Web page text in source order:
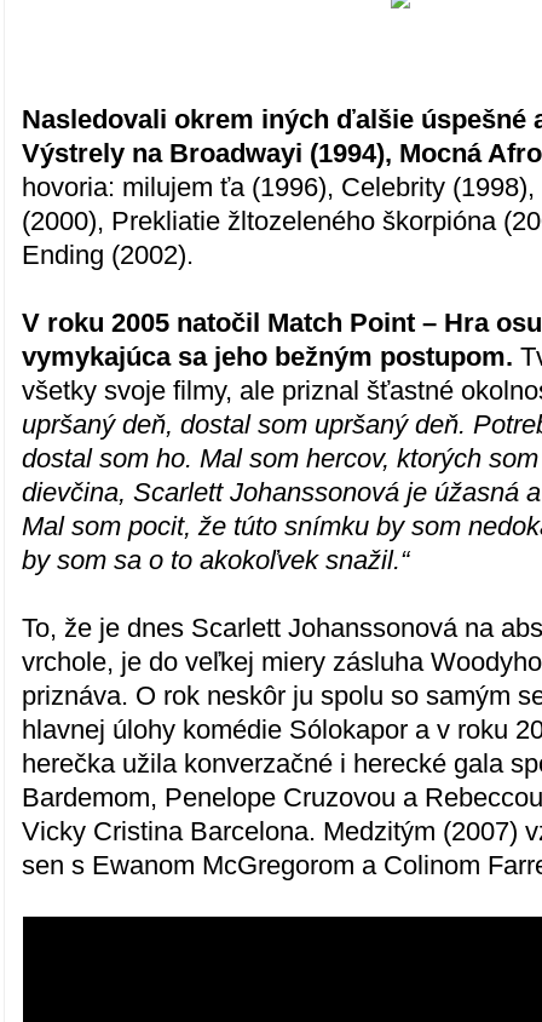
Nasledovali okrem iných ďalšie úspešné
Výstrely na Broadwayi (1994), Mocná
hovoria: milujem ťa (1996), Celebrity
(2000), Prekliatie žltozeleného škorpióna
Ending (2002).
V roku 2005 natočil Match Point – Hra
vymykajúca sa jeho bežným postupom.
všetky svoje filmy, ale priznal šťastné
upršaný deň, dostal som upršaný deň.
dostal som ho. Mal som hercov, ktorých
dievčina, Scarlett Johanssonová je úžasná
Mal som pocit, že túto snímku by som
by som sa o to akokoľvek snažil.“
To, že je dnes Scarlett Johanssonová na
vrchole, je do veľkej miery zásluha
priznáva. O rok neskôr ju spolu so samým
hlavnej úlohy komédie Sólokapor a v roku
herečka užila konverzačné i herecké gala
Bardemom, Penelope Cruzovou a
Vicky Cristina Barcelona. Medzitým (2007)
sen s Ewanom McGregorom a Colinom